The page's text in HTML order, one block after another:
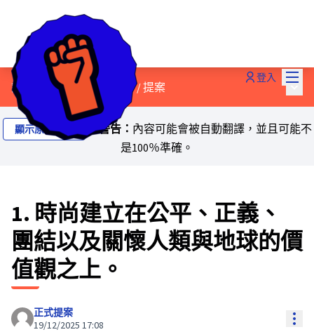
主選
登入
討論公正過渡宣言草案！/提案 主選
顯示原始文本 警告： 內容可能會被自動翻譯，並且可能不
是100％準確。
1. 時尚建立在公平、正義、
團結以及關懷人類與地球的價
值觀之上。
正式提案
19/12/2025 17:08